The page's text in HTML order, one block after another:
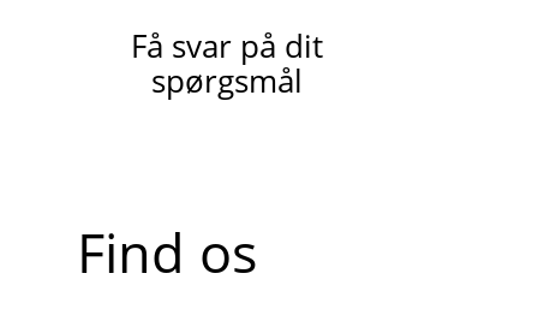
Få svar på dit
spørgsmål
Find os